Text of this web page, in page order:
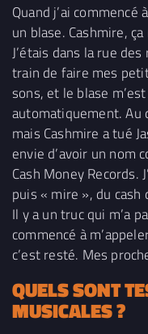
Quand j’ai
un blase. Cashmire,
J’étais dans la rue
train de faire mes
sons, et le blase
automatiquement. Au
mais Cashmire a tué
envie d’avoir un nom
Cash Money Records.
puis « mire », du
Il y a un truc qui m’a
commencé à
c’est resté. Mes
QUELS SONT
MUSICALES ?